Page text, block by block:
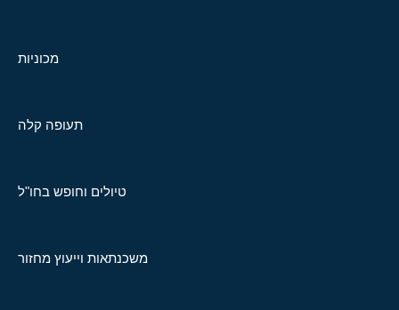
מכוניות
תעופה קלה
טיולים וחופש בחו"ל
משכנתאות וייעוץ מחזור